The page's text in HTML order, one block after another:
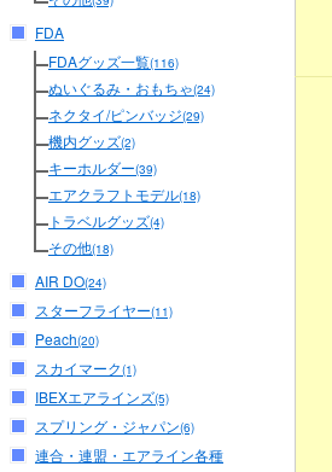
FDA
FDAグッズ一覧(116)
ぬいぐるみ・おもちゃ(24)
ネクタイ/ピンバッジ(29)
機内グッズ(2)
キーホルダー(39)
エアクラフトモデル(18)
トラベルグッズ(4)
その他(18)
AIR DO(24)
スターフライヤー(11)
Peach(20)
スカイマーク(1)
IBEXエアラインズ(5)
スプリング・ジャパン(6)
連合・連盟・エアライン各種